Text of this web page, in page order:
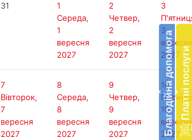
‹ Благодійна допомога ‹ Платні послуги
31
1
Середа,
1
вересня
2027
2
Четвер,
2
вересня
2027
3
3
2027
7
Вівторок,
7
вересня
2027
8
Середа,
8
вересня
2027
9
Четвер,
9
вересня
2027
10
10
2027